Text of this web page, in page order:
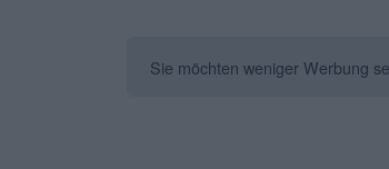
Sie möchten weniger Werbung